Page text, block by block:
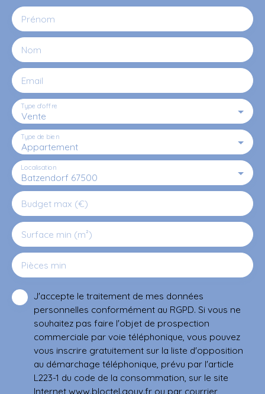
Prénom
Nom
Email
Vente
Type d'offre
Appartement
Type de bien
Batzendorf 67500
Localisation
Budget max (€)
Surface min (m²)
Pièces min
J'accepte le traitement de mes données
personnelles conformément au RGPD. Si vous ne
souhaitez pas faire l'objet de prospection
commerciale par voie téléphonique, vous pouvez
vous inscrire gratuitement sur la liste d'opposition
au démarchage téléphonique, prévu par l'article
L223-1 du code de la consommation, sur le site
Internet www.bloctel.gouv.fr ou par courrier